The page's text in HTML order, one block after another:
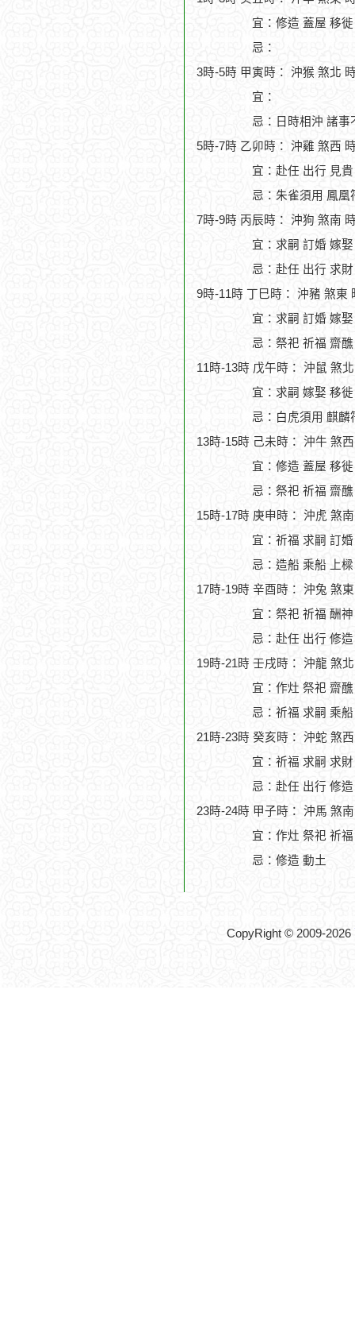
宜：修造 蓋屋 移
忌：
3時-5時 甲寅時： 沖猴 煞北
宜：
忌：日時相沖 諸事
5時-7時 乙卯時： 沖雞 煞西
宜：赴任 出行 見
忌：朱雀須用 鳳凰
7時-9時 丙辰時： 沖狗 煞南
宜：求嗣 訂婚 嫁
忌：赴任 出行 求
9時-11時 丁巳時： 沖豬 煞東
宜：求嗣 訂婚 嫁
忌：祭祀 祈福 齋
11時-13時 戊午時： 沖鼠 煞
宜：求嗣 嫁娶 移
忌：白虎須用 麒麟
13時-15時 己未時： 沖牛 煞
宜：修造 蓋屋 移
忌：祭祀 祈福 齋
15時-17時 庚申時： 沖虎 煞
宜：祈福 求嗣 訂
忌：造船 乘船 上
17時-19時 辛酉時： 沖兔 煞
宜：祭祀 祈福 酬
忌：赴任 出行 修
19時-21時 壬戌時： 沖龍 煞
宜：作灶 祭祀 齋
忌：祈福 求嗣 乘船
21時-23時 癸亥時： 沖蛇 煞
宜：祈福 求嗣 求
忌：赴任 出行 修
23時-24時 甲子時： 沖馬 煞
宜：作灶 祭祀 祈
忌：修造 動土
CopyRight © 2009-2026